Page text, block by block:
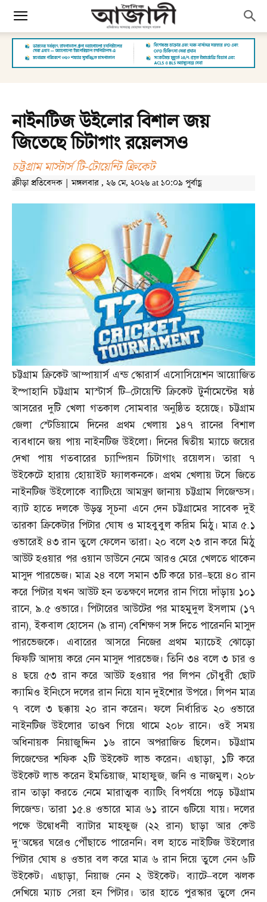
নাইনটিজ উইলোর বিশাল জয়
জিতেছে চিটাগাং রয়েলসও
চট্টগ্রাম মাস্টার্স টি-টোয়েন্টি ক্রিকেট
ক্রীড়া প্রতিবেদক | মঙ্গলবার , ২৬ মে, ২০২৬ at ১০:০৯ পূর্বাহ্ণ
চট্টগ্রাম ক্রিকেট আম্পায়ার্স এন্ড স্কোরার্স এসোসিয়েশন আয়োজিত
ইস্পাহানি চট্টগ্রাম মাস্টার্স টি–টোয়েন্টি ক্রিকেট টুর্নামেন্টের ষষ্ঠ
আসরের দুটি খেলা গতকাল সোমবার অনুষ্ঠিত হয়েছে। চট্টগ্রাম
জেলা স্টেডিয়ামে দিনের প্রথম খেলায় ১৪৭ রানের বিশাল
ব্যবধানে জয় পায় নাইনটিজ উইলো। দিনের দ্বিতীয় ম্যাচে জয়ের
দেখা পায় গতবারের চ্যাম্পিয়ন চিটাগাং রয়েলস। তারা ৭
উইকেটে হারায় হোয়াইট ফ্যালকনকে। প্রথম খেলায় টসে জিতে
নাইনটিজ উইলোকে ব্যাটিংয়ে আমন্ত্রণ জানায় চট্টগ্রাম লিজেন্ডস।
ব্যাট হাতে দলকে উড়ন্ত সূচনা এনে দেন চট্টগ্রামের সাবেক দুই
তারকা ক্রিকেটার পিটার ঘোষ ও মাহবুবুল করিম মিঠু। মাত্র ৫.১
ওভারেই ৪৩ রান তুলে ফেলেন তারা। ২০ বলে ২৩ রান করে মিঠু
আউট হওয়ার পর ওয়ান ডাউনে নেমে আরও মেরে খেলতে থাকেন
মাসুদ পারভেজ। মাত্র ২৪ বলে সমান ৩টি করে চার–ছয়ে ৪০ রান
করে পিটার যখন আউট হন ততক্ষণে দলের রান গিয়ে দাঁড়ায় ১০১
রানে, ৯.৫ ওভারে। পিটারের আউটের পর মাহমুদুল ইসলাম (১৭
রান),ইকবাল হোসেন (৯ রান)বেশিক্ষণ সঙ্গ দিতে পারেননি মাসুদ
পারভেজকে। এবারের আসরে নিজের প্রথম ম্যাচেই ঝোড়ো
ফিফটি আদায় করে নেন মাসুদ পারভেজ। তিনি ৩৪ বলে ৩ চার ও
৪ ছয়ে ৫৩ রান করে আউট হওয়ার পর লিপন চৌধুরী ছোট
ক্যামিও ইনিংসে দলের রান নিয়ে যান দুইশোর উপরে। লিপন মাত্র
৭ বলে ৩ ছক্কায় ২০ রান করেন। ফলে নির্ধারিত ২০ ওভারে
নাইনটিজ উইলোর তাণ্ডব গিয়ে থামে ২০৮ রানে। ওই সময়
অধিনায়ক নিয়াজুদ্দিন ১৬ রানে অপরাজিত ছিলেন। চট্টগ্রাম
লিজেন্ডের শফিক ২টি উইকেট লাভ করেন। এছাড়া,
১টি করে
উইকেট লাভ করেন ইমতিয়াজ,মাহাফুজ,জনি ও নাজমুল। ২০৮
রান তাড়া করতে নেমে মারাত্মক ব্যাটিং বিপর্যয়ে পড়ে চট্টগ্রাম
লিজেন্ড। তারা ১৫.৪ ওভারে মাত্র ৬১ রানে গুটিয়ে যায়। দলের
পক্ষে উদ্বোধনী ব্যাটার মাহফুজ (২২ রান)ছাড়া আর কেউ
দু’অঙ্কের ঘরেও পৌঁছাতে পারেননি। বল হাতে নাইটিজ উইলোর
পিটার ঘোষ ৪ ওভার বল করে মাত্র ৬ রান দিয়ে তুলে নেন ৬টি
উইকেট। এছাড়া,নিয়াজ নেন ২ উইকেট। ব্যাটে–বলে ঝলক
দেখিয়ে ম্যাচ সেরা হন পিটার। তার হাতে পুরস্কার তুলে দেন